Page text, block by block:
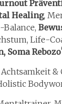
Healing,
Life-
Soma Rebozo
&